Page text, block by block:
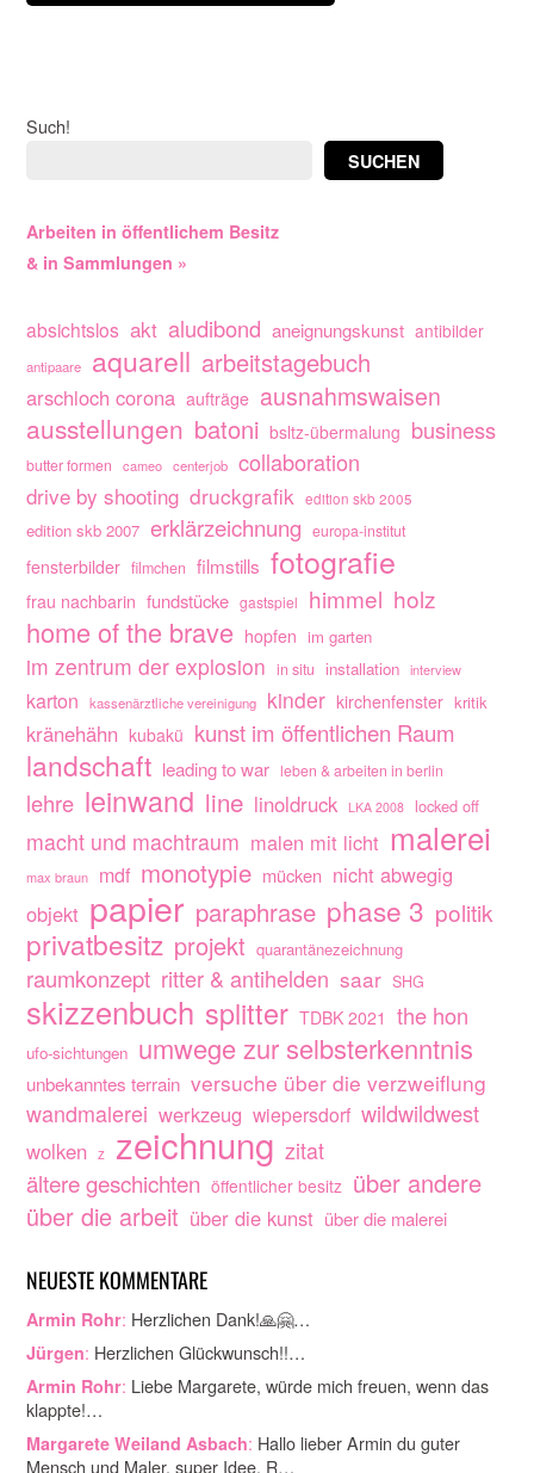
Such!
SUCHEN
Arbeiten in öffentlichem Besitz
& in Sammlungen »
absichtslos akt aludibond aneignungskunst antibilder
antipaare aquarell arbeitstagebuch
arschloch corona aufträge ausnahmswaisen
ausstellungen batoni bsltz-übermalung business
butter formen cameo centerjob collaboration
drive by shooting druckgrafik edition skb 2005
edition skb 2007 erklärzeichnung europa-institut
fensterbilder filmchen filmstills fotografie
frau nachbarin fundstücke gastspiel himmel holz
home of the brave hopfen im garten
im zentrum der explosion in situ installation interview
karton kassenärztliche vereinigung kinder kirchenfenster kritik
kränehähn kubakü kunst im öffentlichen Raum
landschaft leading to war leben & arbeiten in berlin
lehre leinwand line linoldruck LKA 2008 locked off
macht und machtraum malen mit licht malerei
max braun mdf monotypie mücken nicht abwegig
objekt papier paraphrase phase 3 politik
privatbesitz projekt quarantänezeichnung
raumkonzept ritter & antihelden saar SHG
skizzenbuch splitter TDBK 2021 the hon
ufo-sichtungen umwege zur selbsterkenntnis
unbekanntes terrain versuche über die verzweiflung
wandmalerei werkzeug wiepersdorf wildwildwest
wolken z zeichnung zitat
ältere geschichten öffentlicher besitz über andere
über die arbeit über die kunst über die malerei
NEUESTE KOMMENTARE
Armin Rohr: Herzlichen Dank!🙏🤗…
Jürgen: Herzlichen Glückwunsch!!…
Armin Rohr: Liebe Margarete, würde mich freuen, wenn das
klappte!…
Margarete Weiland Asbach: Hallo lieber Armin du guter
Mensch und Maler. super Idee. R…